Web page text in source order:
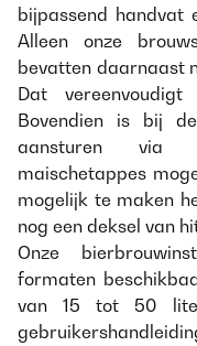
bijpassend handvat
Alleen onze
bevatten daarnaast
Dat
Bovendien is bij
aansturen via
maischetappes
mogelijk te maken
nog een deksel van
Onze
formaten
van 15 tot 50